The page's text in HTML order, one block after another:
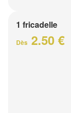
1 fricadelle
Dès 2.50 €